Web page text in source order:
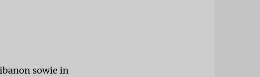
sowie in